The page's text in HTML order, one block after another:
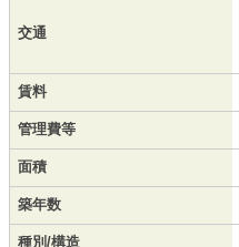
交通
賃料
管理費等
面積
築年数
種別/構造